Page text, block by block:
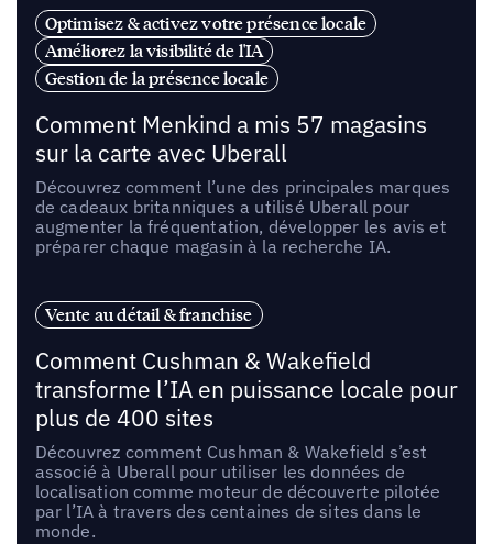
Optimisez & activez votre présence locale
Améliorez la visibilité de l'IA
Gestion de la présence locale
Comment Menkind a mis 57 magasins
sur la carte avec Uberall
Découvrez comment l’une des principales marques
de cadeaux britanniques a utilisé Uberall pour
augmenter la fréquentation, développer les avis et
préparer chaque magasin à la recherche IA.
Vente au détail & franchise
Comment Cushman & Wakefield
transforme l’IA en puissance locale pour
plus de 400 sites
Découvrez comment Cushman & Wakefield s’est
associé à Uberall pour utiliser les données de
localisation comme moteur de découverte pilotée
par l’IA à travers des centaines de sites dans le
monde.